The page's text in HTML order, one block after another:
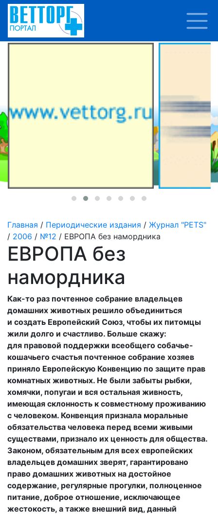
Главная / Периодические издания / Журнал "PETS"
/ 2006 / №12 / ЕВРОПА без намордника
ЕВРОПА без
намордника
Как-то раз почтенное собрание владельцев
домашних животных решило объединиться
и создать Европейский Союз, чтобы их питомцы
жили долго и счастливо. Больше скажу:
для правовой поддержки всеобщего собачье-
кошачьего счастья почтенное собрание хозяев
приняло Европейскую Конвенцию по защите прав
комнатных животных. Не были забыты рыбки,
хомячки, попугаи и вся остальная живность,
имеющая склонность к совместному проживанию
с человеком. Конвенция признала моральные
обязательства человека перед всеми живыми
существами, признало их ценность для общества.
Законом, обязательным для всех европейских
владельцев домашних зверят, гарантировано
право домашних животных на достойное
содержание, регулярные прогулки, полноценное
питание, доброе отношение, исключающее
жестокость, а также внешний вид, данный